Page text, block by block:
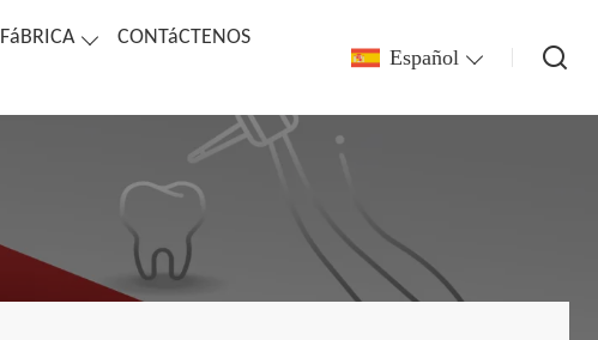
CONTáCTENOS
Español